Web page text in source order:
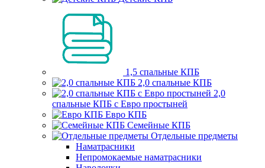
1,5 спальные КПБ
2,0 спальные КПБ
2,0
спальные КПБ с Евро простыней
Евро КПБ
Семейные КПБ
Отдельные предметы
Наматрасники
Непромокаемые наматрасники